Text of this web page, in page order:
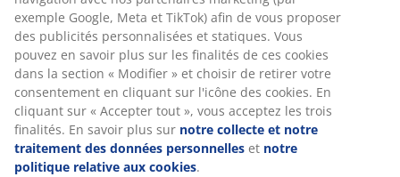
exemple Google, Meta et TikTok) afin de vous proposer
des publicités personnalisées et statiques. Vous
pouvez en savoir plus sur les finalités de ces cookies
dans la section « Modifier » et choisir de retirer votre
consentement en cliquant sur l'icône des cookies. En
cliquant sur « Accepter tout », vous acceptez les trois
finalités. En savoir plus sur notre collecte et notre
traitement des données personnelles et notre
politique relative aux cookies.